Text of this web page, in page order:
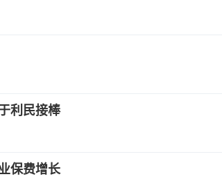
利民接棒
保费增长